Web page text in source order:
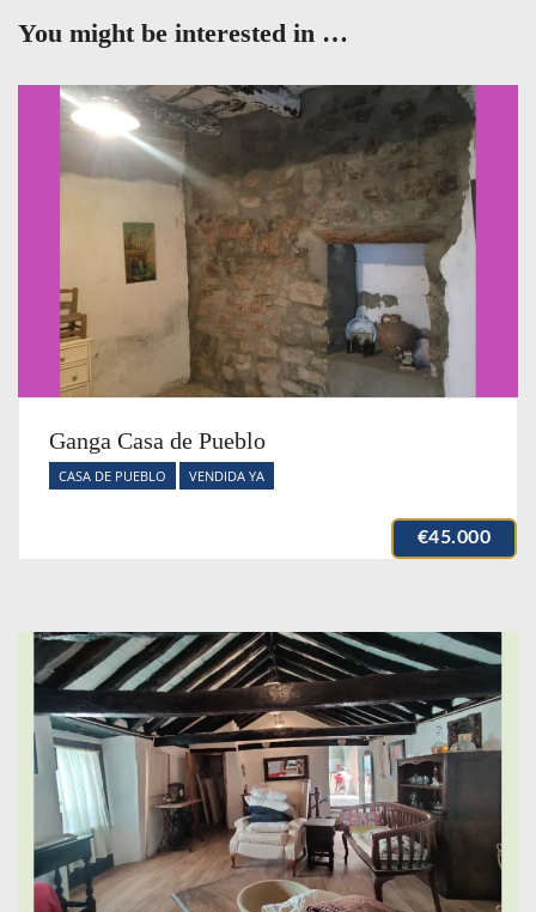
You might be interested in …
Ganga Casa de Pueblo
CASA DE PUEBLO VENDIDA YA
€45.000